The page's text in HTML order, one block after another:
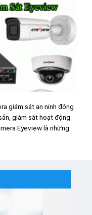
giám sát an ninh đóng
giám sát hoạt động
Eyeview là những